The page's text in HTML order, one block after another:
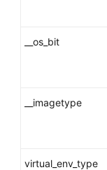
__os_bit
__imagetype
virtual_env_type